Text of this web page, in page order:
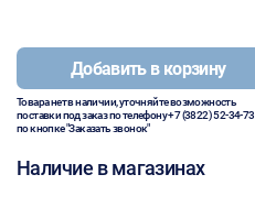
Добавить в корзину
Товара нет в наличии, уточняйте возможность
поставки под заказ по телефону+7 (3822) 52-34-73
по кнопке "Заказать звонок"
Наличие в магазинах